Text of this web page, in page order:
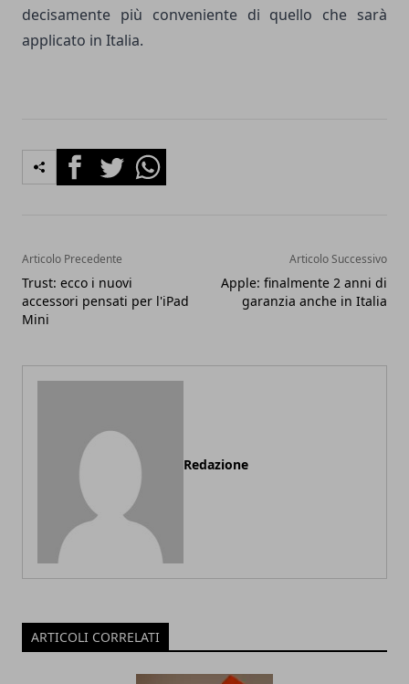
decisamente più conveniente di quello che sarà
applicato in Italia.
FacebookTwitterWhatsapp
Articolo Precedente
Trust: ecco i nuovi
accessori pensati per l'iPad
Mini
Articolo Successivo
Apple: finalmente 2 anni di
garanzia anche in Italia
Redazione
ARTICOLI CORRELATI